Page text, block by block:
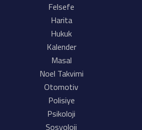
Felsefe
Harita
Hukuk
Kalender
Masal
Noel Takvimi
Otomotiv
Polisiye
Psikoloji
Sosyoloji